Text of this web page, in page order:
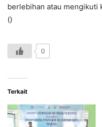
berlebihan atau mengikuti
()
0
Terkait